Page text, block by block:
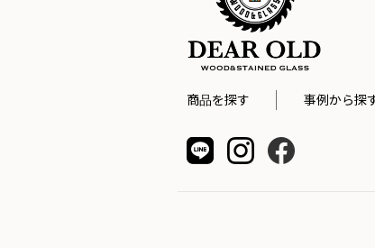
商品を探す 事例から探